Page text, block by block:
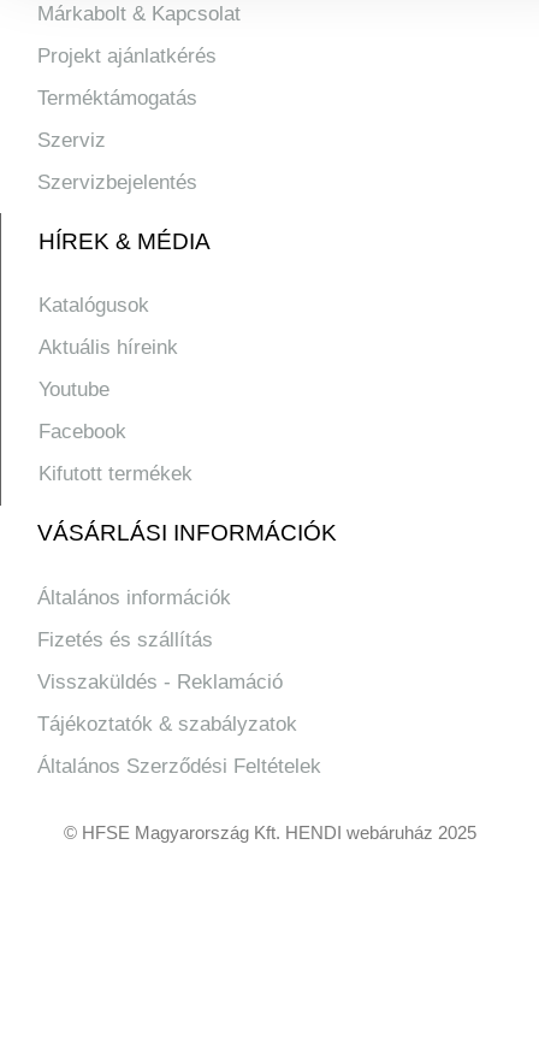
Márkabolt & Kapcsolat
Projekt ajánlatkérés
Terméktámogatás
Szerviz
Szervizbejelentés
HÍREK & MÉDIA
Katalógusok
Aktuális híreink
Youtube
Facebook
Kifutott termékek
VÁSÁRLÁSI INFORMÁCIÓK
Általános információk
Fizetés és szállítás
Visszaküldés - Reklamáció
Tájékoztatók & szabályzatok
Általános Szerződési Feltételek
© HFSE Magyarország Kft. HENDI webáruház 2025